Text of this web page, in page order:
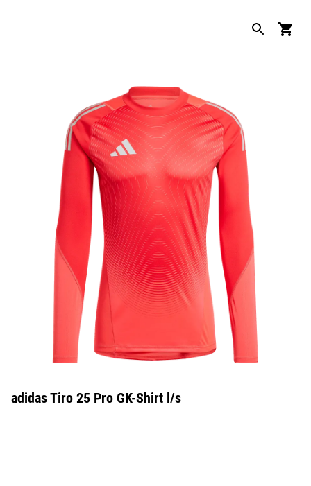
adidas Tiro 25 Pro GK-Shirt l/s